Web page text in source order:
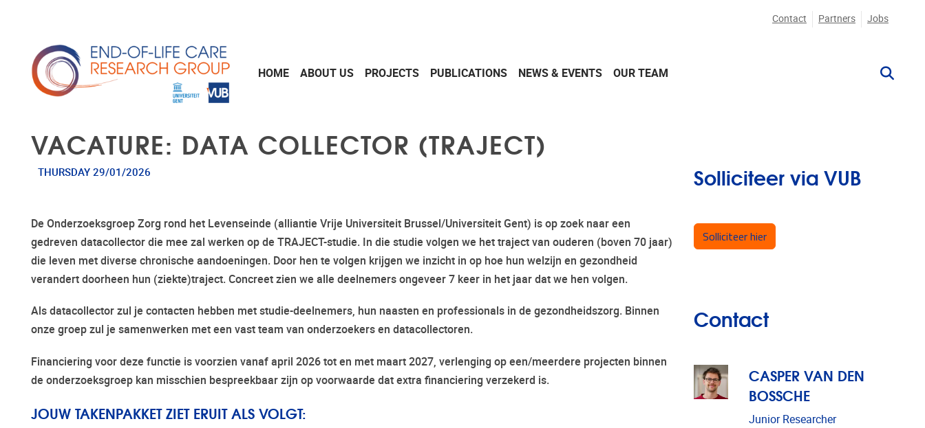
Contact Partners Jobs
HOME ABOUT US PROJECTS PUBLICATIONS NEWS & EVENTS OUR TEAM
VACATURE: DATA COLLECTOR (TRAJECT)
THURSDAY 29/01/2026
De Onderzoeksgroep Zorg rond het Levenseinde (alliantie Vrije Universiteit Brussel/Universiteit Gent) is op zoek naar een
gedreven datacollector die mee zal werken op de TRAJECT-studie. In die studie volgen we het traject van ouderen (boven 70 jaar)
die leven met diverse chronische aandoeningen. Door hen te volgen krijgen we inzicht in op hoe hun welzijn en gezondheid
verandert doorheen hun (ziekte)traject. Concreet zien we alle deelnemers ongeveer 7 keer in het jaar dat we hen volgen.
Als datacollector zul je contacten hebben met studie-deelnemers, hun naasten en professionals in de gezondheidszorg. Binnen
onze groep zul je samenwerken met een vast team van onderzoekers en datacollectoren.
Financiering voor deze functie is voorzien vanaf april 2026 tot en met maart 2027, verlenging op een/meerdere projecten binnen
de onderzoeksgroep kan misschien bespreekbaar zijn op voorwaarde dat extra financiering verzekerd is.
JOUW TAKENPAKKET ZIET ERUIT ALS VOLGT:
Solliciteer via VUB
Solliciteer hier
Contact
CASPER VAN DEN
BOSSCHE
Junior Researcher